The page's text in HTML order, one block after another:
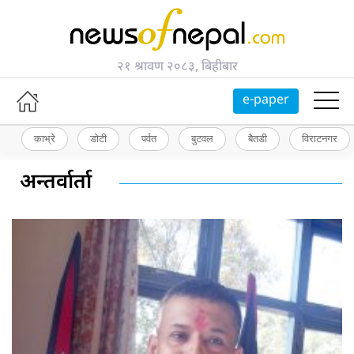
२१ श्रावण २०८३, बिहीबार
e-paper
काभ्रे डोटी पर्वत बुटवल बैतडी विराटनगर
अन्तर्वार्ता